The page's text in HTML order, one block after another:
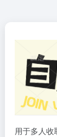
用于多人收